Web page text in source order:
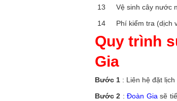
13
Vệ sinh cây nước
14
Phí kiểm tra (dịch
Quy trình
Gia
Bước 1 : Liên hệ đặt
Bước 2 :Đoàn Giasẽ